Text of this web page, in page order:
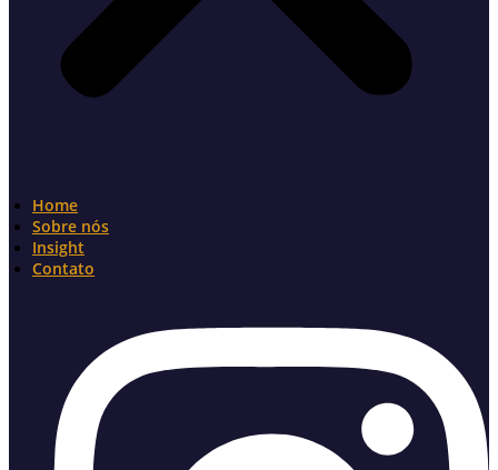
Home
Sobre nós
Insight
Contato